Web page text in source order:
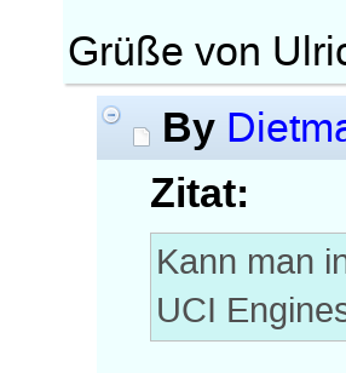
Grüße von
By
Zitat:
Kann man
UCI